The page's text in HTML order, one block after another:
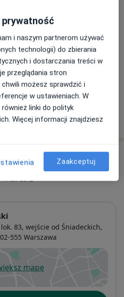
Umów wizytę
są ceny?
Adres 2
83, wejście od Śniadeckich,
555 Warszawa
mapę
otwiera się w nowej karcie
prywatność
i naszym partnerom używać
technologii) do zbierania
i dostarczania treści w
przeglądania stron
możesz sprawdzić i
w ustawieniach. W
linki do polityk
Więcej informacji znajdziesz
Zaakceptuj